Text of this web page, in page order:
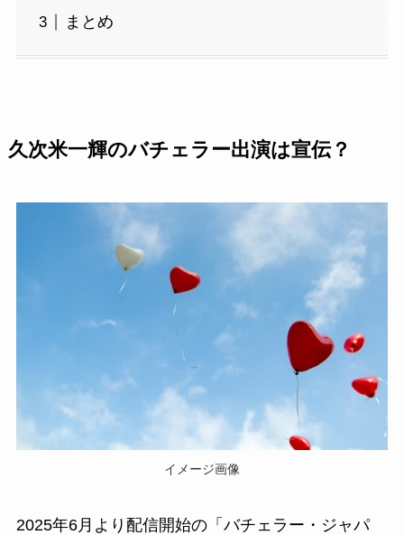
まとめ
久次米一輝のバチェラー出演は宣伝？
イメージ画像
2025年6月より配信開始の「バチェラー・ジャパ